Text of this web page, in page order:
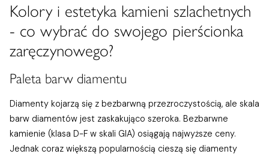
Kolory i estetyka kamieni szlachetnych
- co wybrać do swojego pierścionka
zaręczynowego?
Paleta barw diamentu
Diamenty kojarzą się z bezbarwną przezroczystością, ale skala
barw diamentów jest zaskakująco szeroka. Bezbarwne
kamienie (klasa D-F w skali GIA) osiągają najwyższe ceny.
Jednak coraz większą popularnością cieszą się diamenty